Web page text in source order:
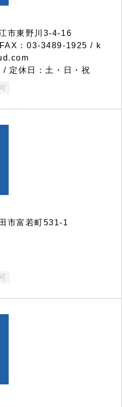
市東野川3-4-16
：03-3489-1925 / k
定休日：土・日・祝
市富若町531-1